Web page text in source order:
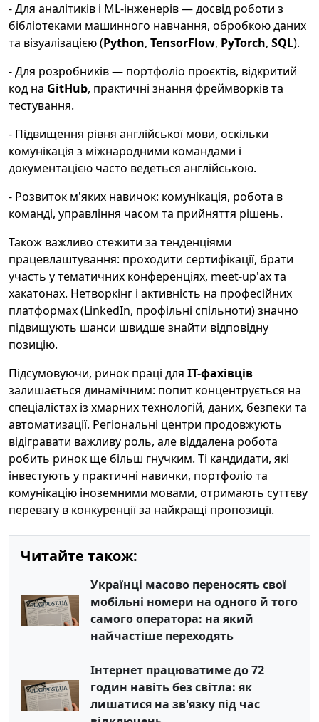
- Для аналітиків і ML-інженерів — досвід роботи з
бібліотеками машинного навчання, обробкою даних
та візуалізацією (Python, TensorFlow, PyTorch, SQL).
- Для розробників — портфоліо проєктів, відкритий
код на GitHub, практичні знання фреймворків та
тестування.
- Підвищення рівня англійської мови, оскільки
комунікація з міжнародними командами і
документацією часто ведеться англійською.
- Розвиток м'яких навичок: комунікація, робота в
команді, управління часом та прийняття рішень.
Також важливо стежити за тенденціями
працевлаштування: проходити сертифікації, брати
участь у тематичних конференціях, meet-up'ах та
хакатонах. Нетворкінг і активність на професійних
платформах (LinkedIn, профільні спільноти) значно
підвищують шанси швидше знайти відповідну
позицію.
Підсумовуючи, ринок праці для IT-фахівців
залишається динамічним: попит концентрується на
спеціалістах із хмарних технологій, даних, безпеки та
автоматизації. Регіональні центри продовжують
відігравати важливу роль, але віддалена робота
робить ринок ще більш гнучким. Ті кандидати, які
інвестують у практичні навички, портфоліо та
комунікацію іноземними мовами, отримають суттєву
перевагу в конкуренції за найкращі пропозиції.
Читайте також:
Українці масово переносять свої
мобільні номери на одного й того
самого оператора: на який
найчастіше переходять
Інтернет працюватиме до 72
годин навіть без світла: як
лишатися на зв'язку під час